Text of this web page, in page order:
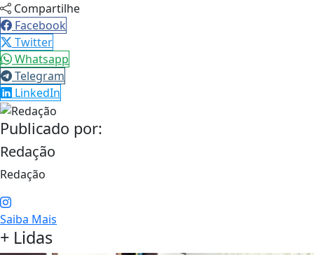
Compartilhe
Facebook
Twitter
Whatsapp
Telegram
LinkedIn
Publicado por:
Redação
Redação
Saiba Mais
+ Lidas